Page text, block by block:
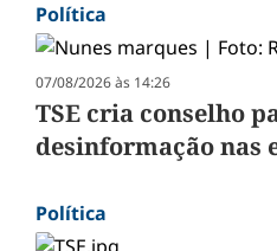
Política
07/08/2026 às 14:26
TSE cria conselho
desinformação nas
Política